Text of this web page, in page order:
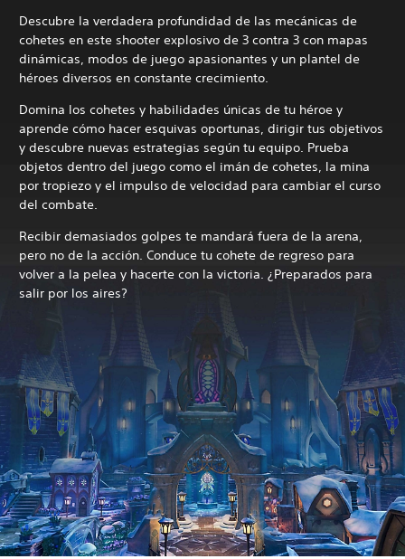
Descubre la verdadera profundidad de las mecánicas de
cohetes en este shooter explosivo de 3 contra 3 con mapas
dinámicas, modos de juego apasionantes y un plantel de
héroes diversos en constante crecimiento.
Domina los cohetes y habilidades únicas de tu héroe y
aprende cómo hacer esquivas oportunas, dirigir tus objetivos
y descubre nuevas estrategias según tu equipo. Prueba
objetos dentro del juego como el imán de cohetes, la mina
por tropiezo y el impulso de velocidad para cambiar el curso
del combate.
Recibir demasiados golpes te mandará fuera de la arena,
pero no de la acción. Conduce tu cohete de regreso para
volver a la pelea y hacerte con la victoria. ¿Preparados para
salir por los aires?